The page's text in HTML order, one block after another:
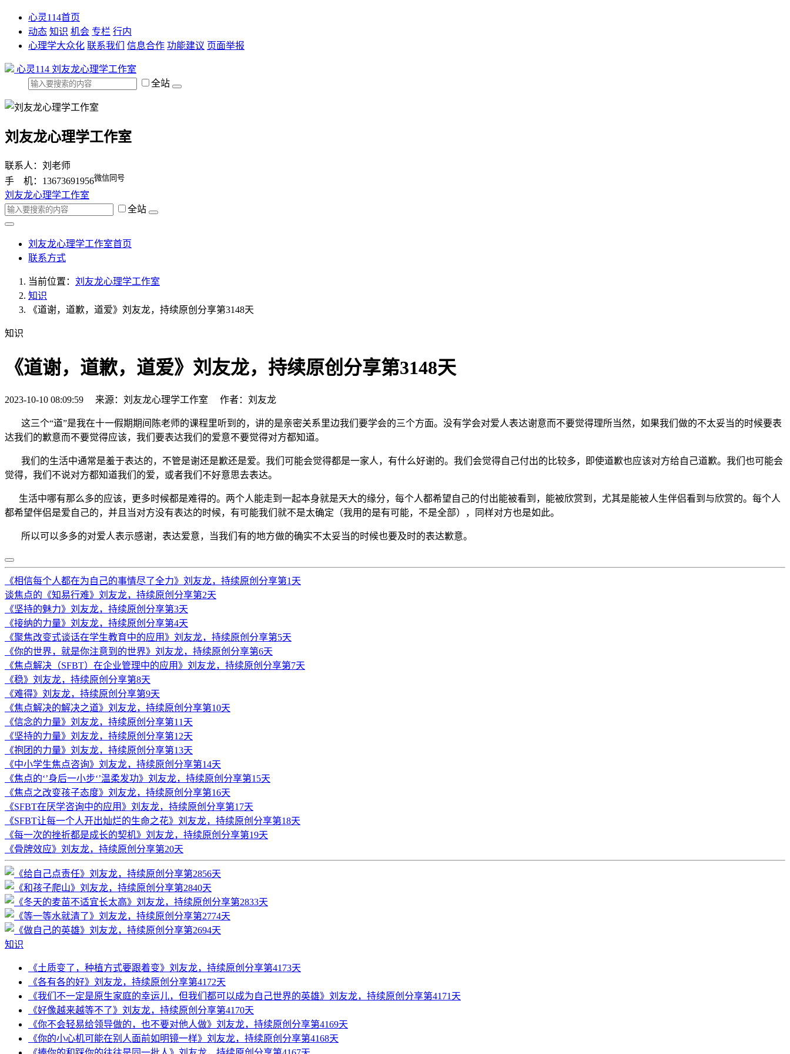
心灵114首页
动态 知识 机会 专栏 行内
心理学大众化 联系我们 信息合作 功能建议 页面举报
心灵114 刘友龙心理学工作室
全站
刘友龙心理学工作室
联系人：刘老师
手 机：13673691956微信同号
刘友龙心理学工作室
全站
刘友龙心理学工作室首页
联系方式
当前位置： 刘友龙心理学工作室
知识
《道谢，道歉，道爱》刘友龙，持续原创分享第3148天
知识
《道谢，道歉，道爱》刘友龙，持续原创分享第3148天
2023-10-10 08:09:59 来源：刘友龙心理学工作室 作者：刘友龙
这三个“道”是我在十一假期期间陈老师的课程里听到的，讲的是亲密关系里边我们要学会的三个方面。没有学会对爱人表达谢意而不要觉得理所当然，如果我们做的不太妥当的时候要表
达我们的歉意而不要觉得应该，我们要表达我们的爱意不要觉得对方都知道。
我们的生活中通常是羞于表达的，不管是谢还是歉还是爱。我们可能会觉得都是一家人，有什么好谢的。我们会觉得自己付出的比较多，即使道歉也应该对方给自己道歉。我们也可能会
觉得，我们不说对方都知道我们的爱，或者我们不好意思去表达。
生活中哪有那么多的应该，更多时候都是难得的。两个人能走到一起本身就是天大的缘分，每个人都希望自己的付出能被看到，能被欣赏到，尤其是能被人生伴侣看到与欣赏的。每个人
都希望伴侣是爱自己的，并且当对方没有表达的时候，有可能我们就不是太确定（我用的是有可能，不是全部），同样对方也是如此。
所以可以多多的对爱人表示感谢，表达爱意，当我们有的地方做的确实不太妥当的时候也要及时的表达歉意。
《相信每个人都在为自己的事情尽了全力》刘友龙，持续原创分享第1天
谈焦点的《知易行难》刘友龙，持续原创分享第2天
《坚持的魅力》刘友龙，持续原创分享第3天
《接纳的力量》刘友龙，持续原创分享第4天
《聚焦改变式谈话在学生教育中的应用》刘友龙，持续原创分享第5天
《你的世界，就是你注意到的世界》刘友龙，持续原创分享第6天
《焦点解决（SFBT）在企业管理中的应用》刘友龙，持续原创分享第7天
《稳》刘友龙，持续原创分享第8天
《难得》刘友龙，持续原创分享第9天
《焦点解决的解决之道》刘友龙，持续原创分享第10天
《信念的力量》刘友龙，持续原创分享第11天
《坚持的力量》刘友龙，持续原创分享第12天
《抱团的力量》刘友龙，持续原创分享第13天
《中小学生焦点咨询》刘友龙，持续原创分享第14天
《焦点的‘’身后一小步‘’温柔发功》刘友龙，持续原创分享第15天
《焦点之改变孩子态度》刘友龙，持续原创分享第16天
《SFBT在厌学咨询中的应用》刘友龙，持续原创分享第17天
《SFBT让每一个人开出灿烂的生命之花》刘友龙，持续原创分享第18天
《每一次的挫折都是成长的契机》刘友龙，持续原创分享第19天
《骨牌效应》刘友龙，持续原创分享第20天
知识
《土质变了，种植方式要跟着变》刘友龙，持续原创分享第4173天
《各有各的好》刘友龙，持续原创分享第4172天
《我们不一定是原生家庭的幸运儿，但我们都可以成为自己世界的英雄》刘友龙，持续原创分享第4171天
《好像越来越等不了》刘友龙，持续原创分享第4170天
《你不会轻易给领导做的，也不要对他人做》刘友龙，持续原创分享第4169天
《你的小心机可能在别人面前如明镜一样》刘友龙，持续原创分享第4168天